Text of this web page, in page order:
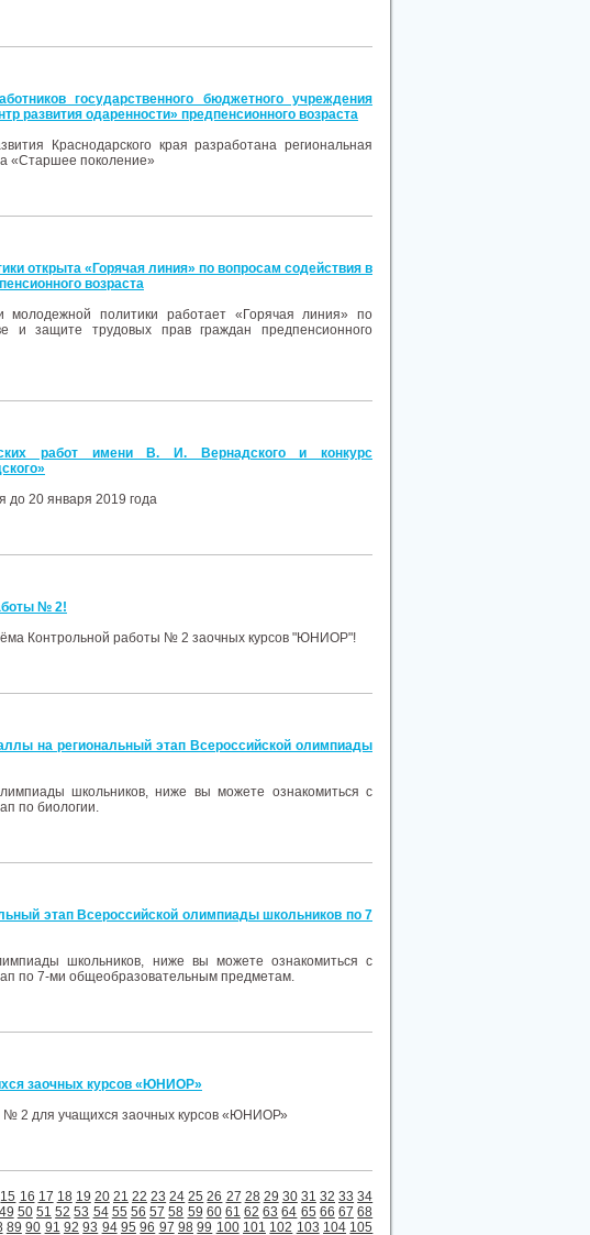
государственного бюджетного учреждения
развития одаренности» предпенсионного возраста
Краснодарского края разработана региональная
«Старшее поколение»
открыта «Горячая линия» по вопросам содействия в
возраста
молодежной политики работает «Горячая линия» по
и защите трудовых прав граждан предпенсионного
работ имени В. И. Вернадского и конкурс
до 20 января 2019 года
№ 2!
Контрольной работы № 2 заочных курсов "ЮНИОР"!
на региональный этап Всероссийской олимпиады
школьников, ниже вы можете ознакомиться с
по биологии.
этап Всероссийской олимпиады школьников по 7
школьников, ниже вы можете ознакомиться с
по 7-ми общеобразовательным предметам.
заочных курсов «ЮНИОР»
2 для учащихся заочных курсов «ЮНИОР»
15 16 17 18 19 20 21 22 23 24 25 26 27 28 29 30 31 32 33 34
49 50 51 52 53 54 55 56 57 58 59 60 61 62 63 64 65 66 67 68
89 90 91 92 93 94 95 96 97 98 99 100 101 102 103 104 105